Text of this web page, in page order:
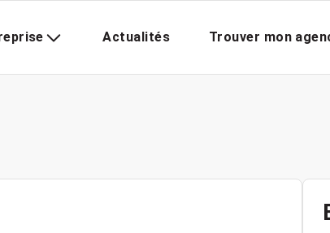
Actualités Trouver mon